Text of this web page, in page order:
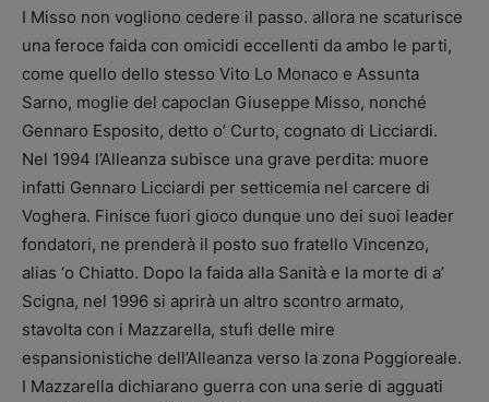
I Misso non vogliono cedere il passo. allora ne scaturisce
una feroce faida con omicidi eccellenti da ambo le parti,
come quello dello stesso Vito Lo Monaco e Assunta
Sarno, moglie del capoclan Giuseppe Misso, nonché
Gennaro Esposito, detto o’ Curto, cognato di Licciardi.
Nel 1994 l’Alleanza subisce una grave perdita: muore
infatti Gennaro Licciardi per setticemia nel carcere di
Voghera. Finisce fuori gioco dunque uno dei suoi leader
fondatori, ne prenderà il posto suo fratello Vincenzo,
alias ‘o Chiatto. Dopo la faida alla Sanità e la morte di a’
Scigna, nel 1996 si aprirà un altro scontro armato,
stavolta con i Mazzarella, stufi delle mire
espansionistiche dell’Alleanza verso la zona Poggioreale.
I Mazzarella dichiarano guerra con una serie di agguati